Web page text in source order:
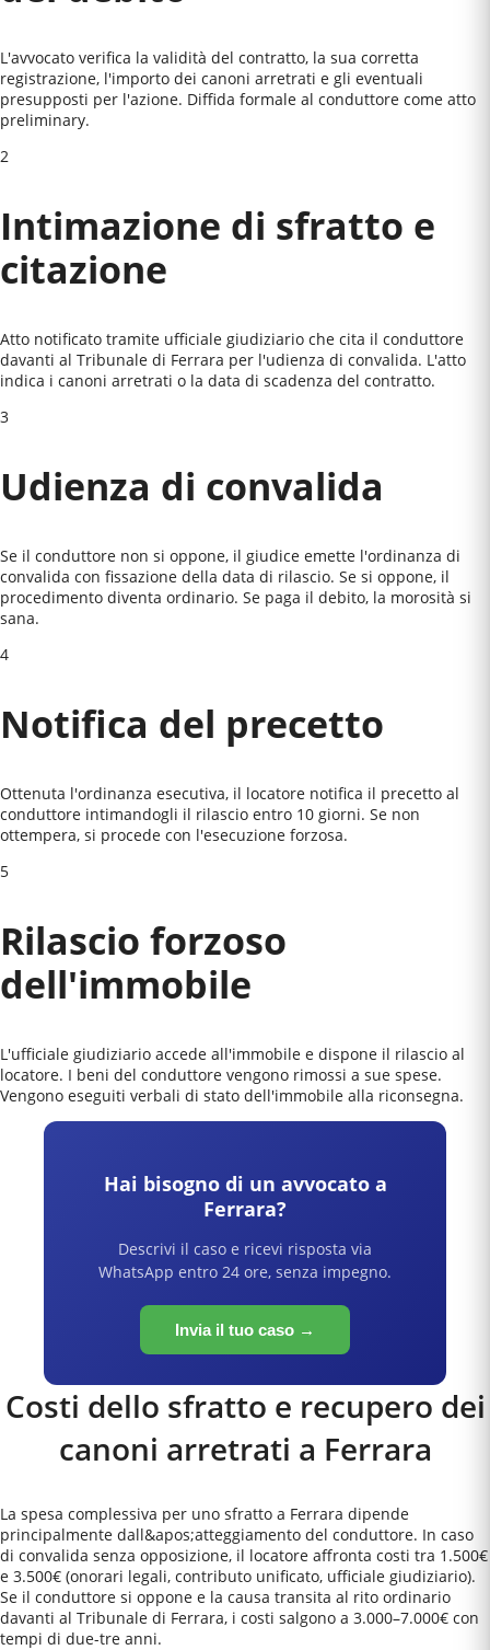
L'avvocato verifica la validità del contratto, la sua corretta
registrazione, l'importo dei canoni arretrati e gli eventuali
presupposti per l'azione. Diffida formale al conduttore come atto
preliminary.
2
Intimazione di sfratto e
citazione
Atto notificato tramite ufficiale giudiziario che cita il conduttore
davanti al Tribunale di Ferrara per l'udienza di convalida. L'atto
indica i canoni arretrati o la data di scadenza del contratto.
3
Udienza di convalida
Se il conduttore non si oppone, il giudice emette l'ordinanza di
convalida con fissazione della data di rilascio. Se si oppone, il
procedimento diventa ordinario. Se paga il debito, la morosità si
sana.
4
Notifica del precetto
Ottenuta l'ordinanza esecutiva, il locatore notifica il precetto al
conduttore intimandogli il rilascio entro 10 giorni. Se non
ottempera, si procede con l'esecuzione forzosa.
5
Rilascio forzoso
dell'immobile
L'ufficiale giudiziario accede all'immobile e dispone il rilascio al
locatore. I beni del conduttore vengono rimossi a sue spese.
Vengono eseguiti verbali di stato dell'immobile alla riconsegna.
Hai bisogno di un avvocato a
Ferrara?
Descrivi il caso e ricevi risposta via
WhatsApp entro 24 ore, senza impegno.
Invia il tuo caso →
Costi dello sfratto e recupero dei
canoni arretrati a Ferrara
La spesa complessiva per uno sfratto a Ferrara dipende
principalmente dall&apos;atteggiamento del conduttore. In caso
di convalida senza opposizione, il locatore affronta costi tra 1.500€
e 3.500€ (onorari legali, contributo unificato, ufficiale giudiziario).
Se il conduttore si oppone e la causa transita al rito ordinario
davanti al Tribunale di Ferrara, i costi salgono a 3.000–7.000€ con
tempi di due-tre anni.